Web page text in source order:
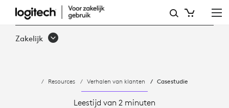
CASESTUDIE:
HOE
VERGADERINGEN
Zakelijk
Resources Verhalen van klanten Casestudie
Leestijd van 2 minuten